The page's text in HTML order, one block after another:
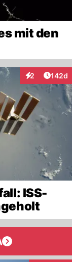
mit den
2
Interaktionen
142d
ISS-